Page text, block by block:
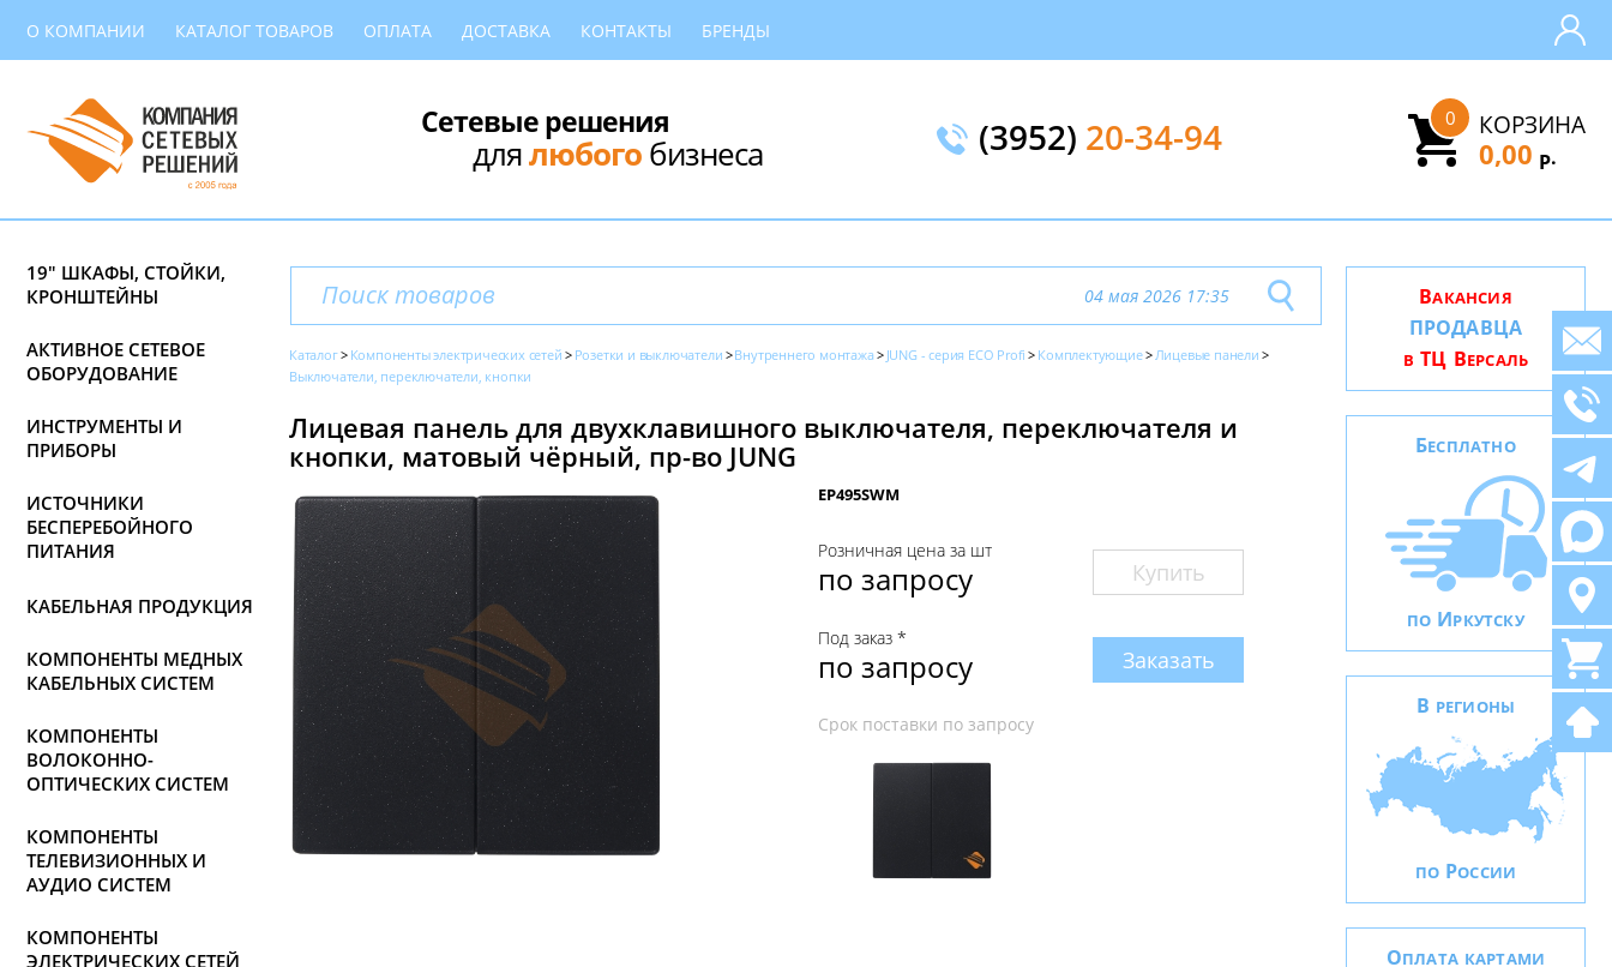
О КОМПАНИИ КАТАЛОГ ТОВАРОВ ОПЛАТА ДОСТАВКА КОНТАКТЫ БРЕНДЫ
Сетевые решения
длялюбогобизнеса (3952) 20-34-94 КОРЗИНА
0
0,00 Р.
19" ШКАФЫ, СТОЙКИ,
КРОНШТЕЙНЫ
АКТИВНОЕ СЕТЕВОЕ
ОБОРУДОВАНИЕ
ИНСТРУМЕНТЫ И
ПРИБОРЫ
ИСТОЧНИКИ
БЕСПЕРЕБОЙНОГО
ПИТАНИЯ
КАБЕЛЬНАЯ ПРОДУКЦИЯ
КОМПОНЕНТЫ МЕДНЫХ
КАБЕЛЬНЫХ СИСТЕМ
КОМПОНЕНТЫ
ВОЛОКОННО-
ОПТИЧЕСКИХ СИСТЕМ
КОМПОНЕНТЫ
ТЕЛЕВИЗИОННЫХ И
АУДИО СИСТЕМ
КОМПОНЕНТЫ
ЭЛЕКТРИЧЕСКИХ СЕТЕЙ
04 мая 2026 17:35
Каталог Компоненты электрических сетей Розетки и выключатели Внутреннего монтажа JUNG - серия ECO Profi Комплектующие
Лицевые панели
Выключатели, переключатели, кнопки
Лицевая панель для двухклавишного выключателя, переключателя и
кнопки, матовый чёрный, пр-во JUNG
EP495SWM
Розничная цена за шт
по запросу Купить
Под заказ *
по запросу Заказать
Срок поставки по запросу
ВАКАНСИЯ
ПРОДАВЦА
В ТЦ ВЕРСАЛЬ
БЕСПЛАТНО
ПО ИРКУТСКУ
В РЕГИОНЫ
ПО РОССИИ
ОПЛАТА КАРТАМИ